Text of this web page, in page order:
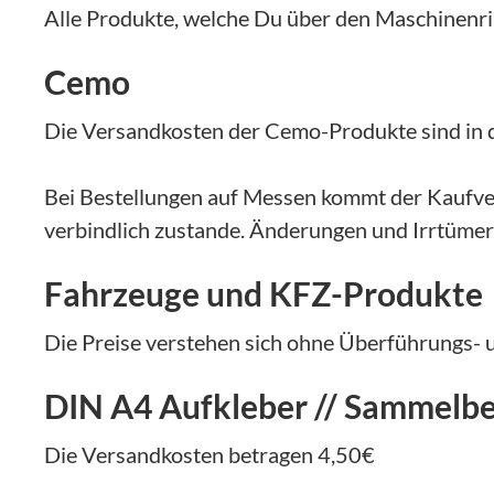
Alle Produkte, welche Du über den
Cemo
Die Versandkosten der Cemo-Produkte sind
Bei Bestellungen auf Messen kommt der
verbindlich zustande. Änderungen und
Fahrzeuge und KFZ-Produkte
Die Preise verstehen sich ohne Überführungs-
DIN A4 Aufkleber //
Die Versandkosten betragen 4,50€